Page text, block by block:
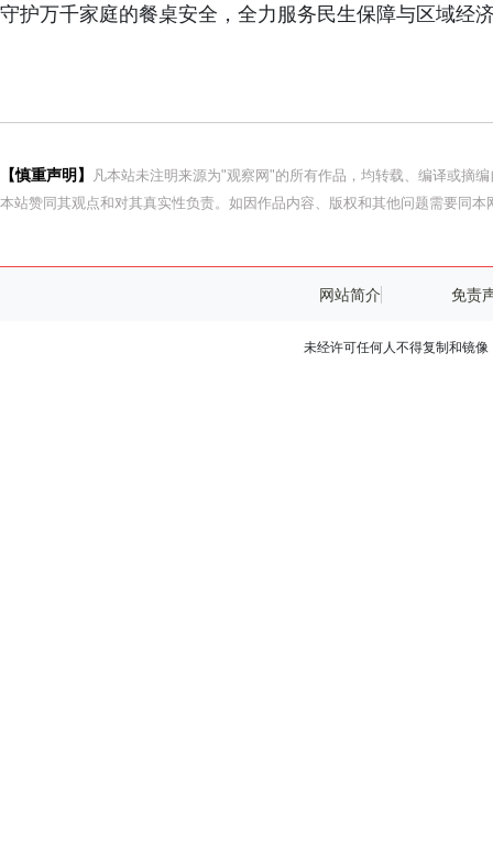
守护万千家庭的餐桌安全，全力服务民生保障与区域经
【慎重声明】
凡本站未注明来源为"观察网"的所有作品，均转载、编译或摘
本站赞同其观点和对其真实性负责。如因作品内容、版权和其他问题需要同本
网站简介 免责
未经许可任何人不得复制和镜